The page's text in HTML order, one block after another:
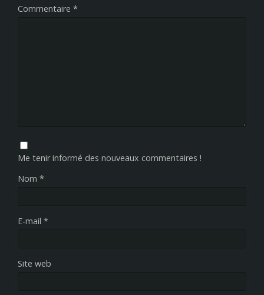
Commentaire *
Me tenir informé des nouveaux commentaires !
Nom *
E-mail *
Site web